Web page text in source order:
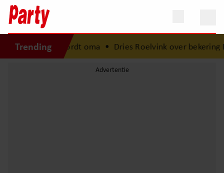
Trending
schrijfster wordt oma•Dries Roelvink over bekering